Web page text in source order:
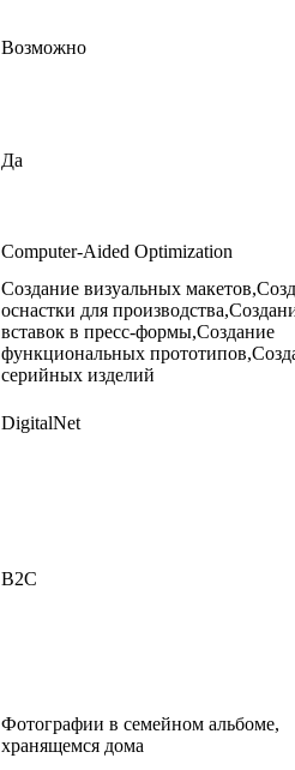
Возможно
Да
Computer-Aided Optimization
Создание визуальных
оснастки для
вставок в пресс-формы,Создание
функциональных
серийных изделий
DigitalNet
В2С
Фотографии в семейном альбоме,
хранящемся дома